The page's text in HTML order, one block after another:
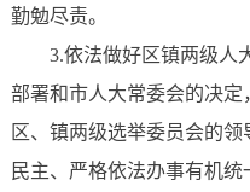
勤勉尽责。
3.依法做好区镇两级人
部署和市人大常委会的决
区、镇两级选举委员会的
民主、严格依法办事有机